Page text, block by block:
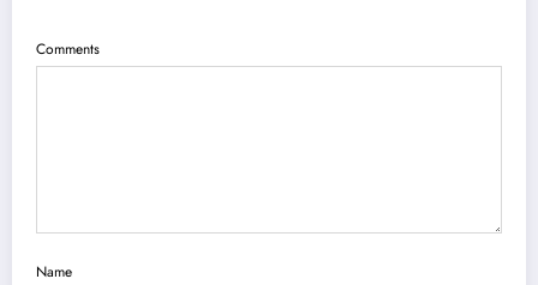
Comments
Name